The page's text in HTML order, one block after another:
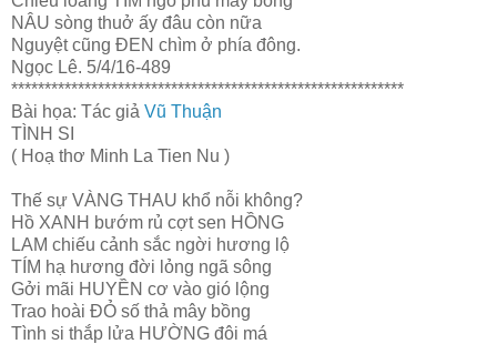
NÂU sòng thuở ấy đâu còn nữa
Nguyệt cũng ĐEN chìm ở phía đông.
Ngọc Lê. 5/4/16-489
***********************************************************
Bài họa: Tác giả Vũ Thuận
TÌNH SI
( Hoạ thơ Minh La Tien Nu )
Thế sự VÀNG THAU khổ nỗi không?
Hồ XANH bướm rủ cợt sen HỒNG
LAM chiếu cảnh sắc ngời hương lộ
TÍM hạ hương đời lỏng ngã sông
Gởi mãi HUYỀN cơ vào gió lộng
Trao hoài ĐỎ số thả mây bồng
Tình si thắp lửa HƯỜNG đôi má